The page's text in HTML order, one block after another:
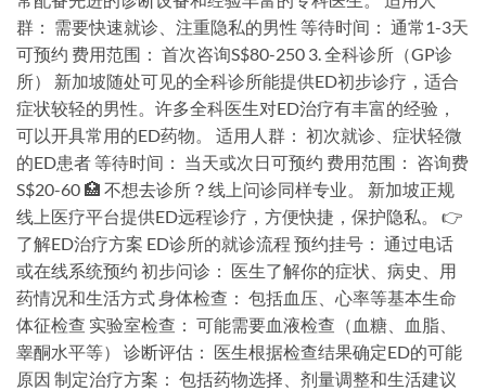
群： 需要快速就诊、注重隐私的男性 等待时间： 通常1-3天
可预约 费用范围： 首次咨询S$80-250 3. 全科诊所（GP诊
所） 新加坡随处可见的全科诊所能提供ED初步诊疗，适合
症状较轻的男性。许多全科医生对ED治疗有丰富的经验，
可以开具常用的ED药物。 适用人群： 初次就诊、症状轻微
的ED患者 等待时间： 当天或次日可预约 费用范围： 咨询费
S$20-60 🏥 不想去诊所？线上问诊同样专业。 新加坡正规
线上医疗平台提供ED远程诊疗，方便快捷，保护隐私。 👉
了解ED治疗方案 ED诊所的就诊流程 预约挂号： 通过电话
或在线系统预约 初步问诊： 医生了解你的症状、病史、用
药情况和生活方式 身体检查： 包括血压、心率等基本生命
体征检查 实验室检查： 可能需要血液检查（血糖、血脂、
睾酮水平等） 诊断评估： 医生根据检查结果确定ED的可能
原因 制定治疗方案： 包括药物选择、剂量调整和生活建议